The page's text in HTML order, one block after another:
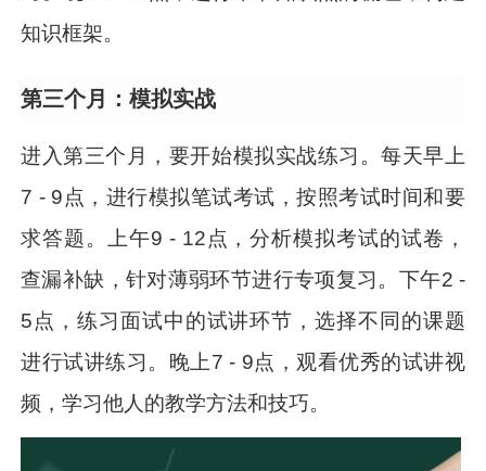
知识框架。
第三个月：模拟实战
进入第三个月，要开始模拟实战练习。每天早上
7 - 9点，进行模拟笔试考试，按照考试时间和要
求答题。上午9 - 12点，分析模拟考试的试卷，
查漏补缺，针对薄弱环节进行专项复习。下午2 -
5点，练习面试中的试讲环节，选择不同的课题
进行试讲练习。晚上7 - 9点，观看优秀的试讲视
频，学习他人的教学方法和技巧。